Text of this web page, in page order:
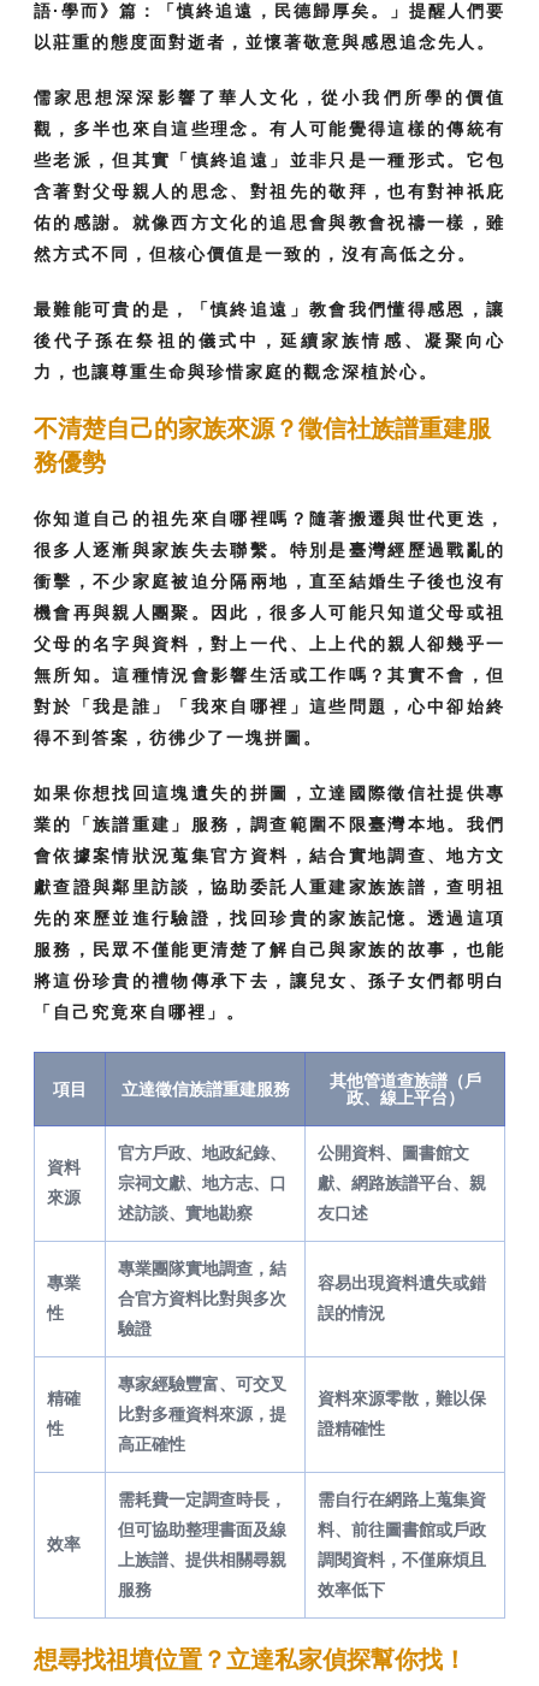
語·學而》篇：「慎終追遠，民德歸厚矣。」提醒人們要
以莊重的態度面對逝者，並懷著敬意與感恩追念先人。
儒家思想深深影響了華人文化，從小我們所學的價值
觀，多半也來自這些理念。有人可能覺得這樣的傳統有
些老派，但其實「慎終追遠」並非只是一種形式。它包
含著對父母親人的思念、對祖先的敬拜，也有對神祇庇
佑的感謝。就像西方文化的追思會與教會祝禱一樣，雖
然方式不同，但核心價值是一致的，沒有高低之分。
最難能可貴的是，「慎終追遠」教會我們懂得感恩，讓
後代子孫在祭祖的儀式中，延續家族情感、凝聚向心
力，也讓尊重生命與珍惜家庭的觀念深植於心。
不清楚自己的家族來源？徵信社族譜重建服
務優勢
你知道自己的祖先來自哪裡嗎？隨著搬遷與世代更迭，
很多人逐漸與家族失去聯繫。特別是臺灣經歷過戰亂的
衝擊，不少家庭被迫分隔兩地，直至結婚生子後也沒有
機會再與親人團聚。因此，很多人可能只知道父母或祖
父母的名字與資料，對上一代、上上代的親人卻幾乎一
無所知。這種情況會影響生活或工作嗎？其實不會，但
對於「我是誰」「我來自哪裡」這些問題，心中卻始終
得不到答案，彷彿少了一塊拼圖。
如果你想找回這塊遺失的拼圖，立達國際徵信社提供專
業的「族譜重建」服務，調查範圍不限臺灣本地。我們
會依據案情狀況蒐集官方資料，結合實地調查、地方文
獻查證與鄰里訪談，協助委託人重建家族族譜，查明祖
先的來歷並進行驗證，找回珍貴的家族記憶。透過這項
服務，民眾不僅能更清楚了解自己與家族的故事，也能
將這份珍貴的禮物傳承下去，讓兒女、孫子女們都明白
「自己究竟來自哪裡」。
項目 立達徵信族譜重建服務
其他管道查族譜（戶
政、線上平台）
資料
來源
官方戶政、地政紀錄、
宗祠文獻、地方志、口
述訪談、實地勘察
公開資料、圖書館文
獻、網路族譜平台、親
友口述
專業
性
專業團隊實地調查，結
合官方資料比對與多次
驗證
容易出現資料遺失或錯
誤的情況
精確
性
專家經驗豐富、可交叉
比對多種資料來源，提
高正確性
資料來源零散，難以保
證精確性
效率
需耗費一定調查時長，
但可協助整理書面及線
上族譜、提供相關尋親
服務
需自行在網路上蒐集資
料、前往圖書館或戶政
調閱資料，不僅麻煩且
效率低下
想尋找祖墳位置？立達私家偵探幫你找！